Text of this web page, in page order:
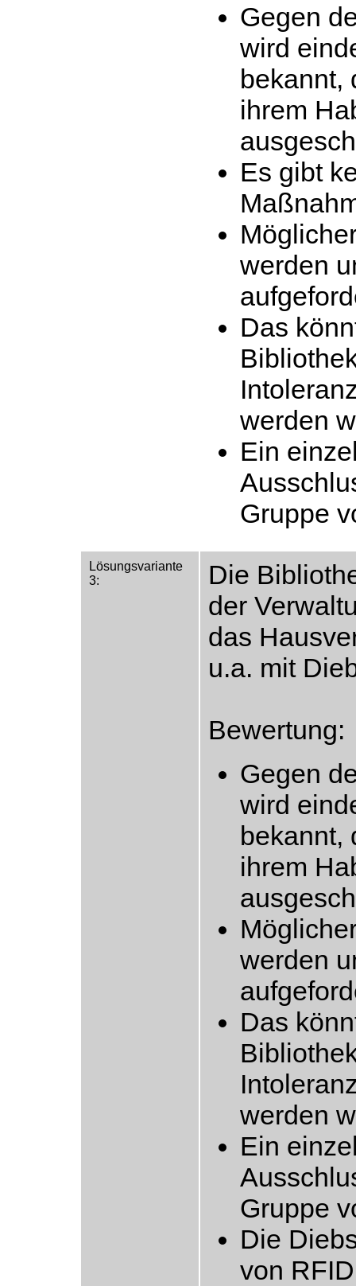
Gegen
wird
bekannt,
ihrem
Es gibt
werden
Das
werden
Ein
Gruppe
Lösungsvariante
3:
Die
der
das
u.a. mit
Bewertung:
Gegen
wird
bekannt,
ihrem
werden
Das
werden
Ein
Gruppe
Die
von